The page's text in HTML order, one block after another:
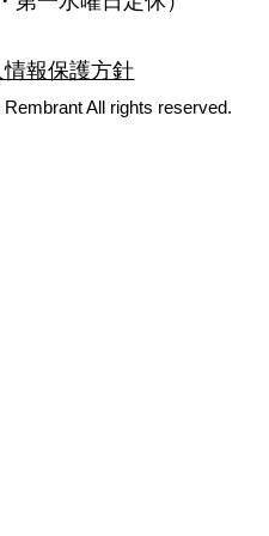
情報保護方針
All rights reserved.